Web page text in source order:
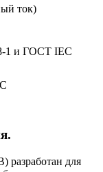
ток)
1 и ГОСТ IEC
разработан для